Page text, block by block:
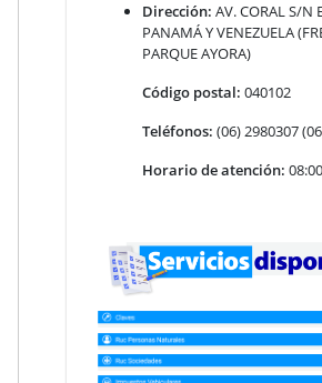
Dirección: AV. CORAL S/N
PANAMÁ Y VENEZUELA
PARQUE AYORA)
Código postal: 040102
Teléfonos: (06) 2980307
Horario de atención: